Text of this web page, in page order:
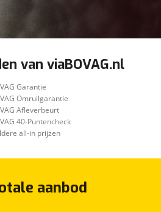
van viaBOVAG.nl
Garantie
Omruilgarantie
Afleverbeurt
40-Puntencheck
all-in prijzen
aanbod